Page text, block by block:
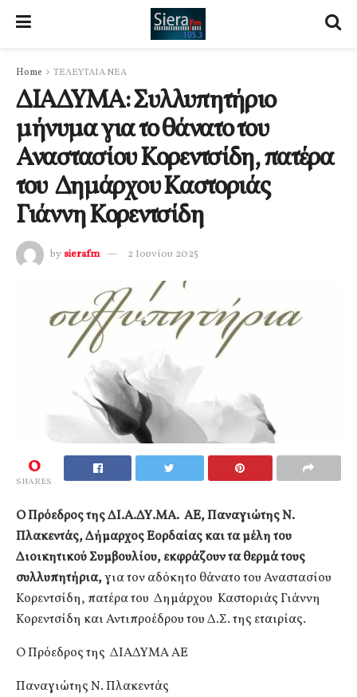
Home ΤΕΛΕΥΤΑΙΑ ΝΕΑ
ΔΙΑΔΥΜΑ: Συλλυπητήριο
μήνυμα για το θάνατο του
Αναστασίου Κορεντσίδη, πατέρα
του Δημάρχου Καστοριάς
Γιάννη Κορεντσίδη
by sierafm 2 Ιουνίου 2025
0
SHARES
Ο Πρόεδρος της ΔΙ.Α.ΔΥ.ΜΑ. ΑΕ, Παναγιώτης Ν.
Πλακεντάς, Δήμαρχος Εορδαίας και τα μέλη του
Διοικητικού Συμβουλίου, εκφράζουν τα θερμά τους
συλλυπητήρια,για τον αδόκητο θάνατο του Αναστασίου
Κορεντσίδη, πατέρα του Δημάρχου Καστοριάς Γιάννη
Κορεντσίδη και Αντιπροέδρου του Δ.Σ. της εταιρίας.
Ο Πρόεδρος της ΔΙΑΔΥΜΑ ΑΕ
Παναγιώτης Ν. Πλακεντάς